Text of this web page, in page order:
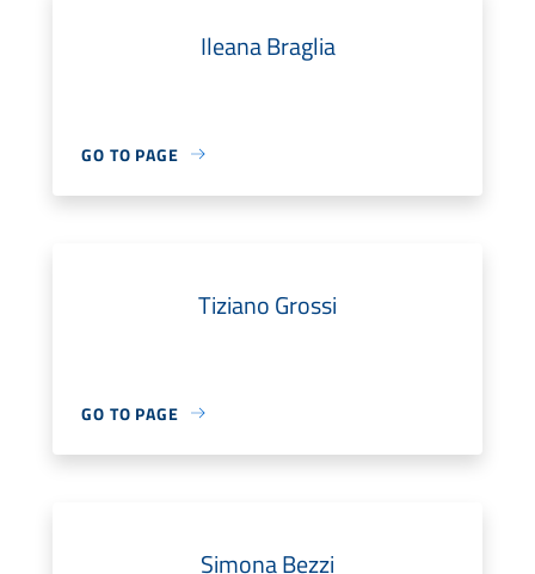
Ileana Braglia
GO TO PAGE
Tiziano Grossi
GO TO PAGE
Simona Bezzi